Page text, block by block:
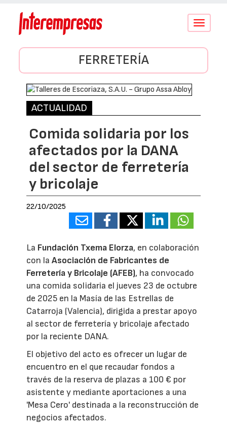
Conmutar
FERRETERÍA
ACTUALIDAD
Comida solidaria por los
afectados por la DANA
del sector de ferretería
y bricolaje
22/10/2025
La Fundación Txema Elorza, en colaboración
con laAsociación de Fabricantes de
Ferretería y Bricolaje (AFEB), ha convocado
una comida solidaria el jueves 23 de octubre
de 2025 en la Masía de las Estrellas de
Catarroja (Valencia), dirigida a prestar apoyo
al sector de ferretería y bricolaje afectado
por la reciente DANA.
El objetivo del acto es ofrecer un lugar de
encuentro en el que recaudar fondos a
través de la reserva de plazas a 100 € por
asistente y mediante aportaciones a una
'Mesa Cero' destinada a la reconstrucción de
negocios afectados.